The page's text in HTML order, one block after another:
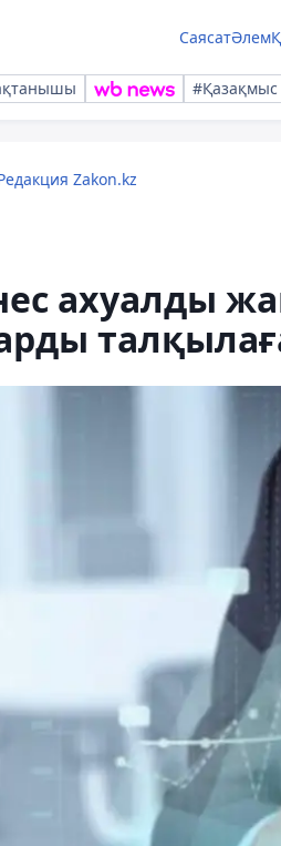
СаясатӘлем
#Қазақмыс
Zakon.kz
ахуалды